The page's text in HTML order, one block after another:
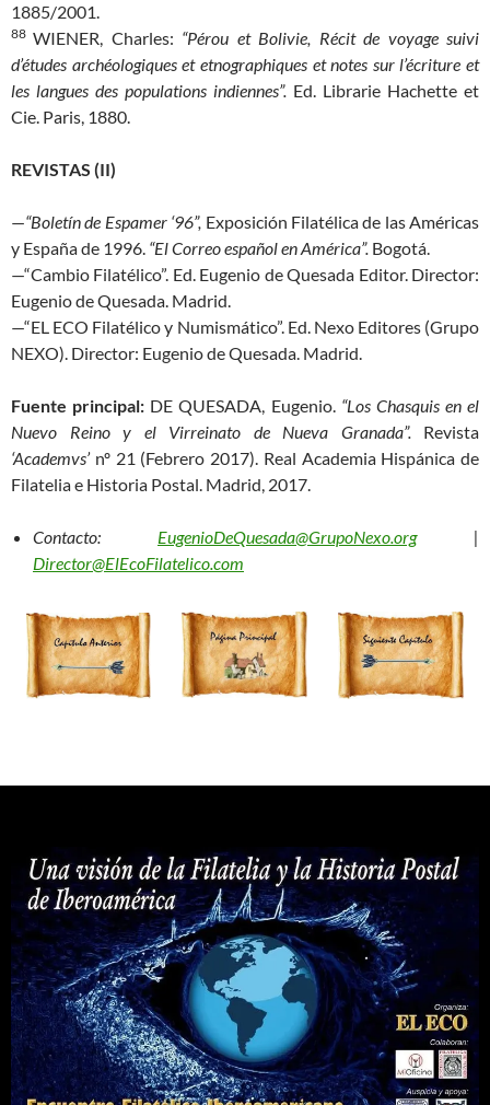
1885/2001.
88WIENER, Charles: “Pérou et Bolivie, Récit de voyage suivi
d’études archéologiques et etnographiques et notes sur l’écriture et
les langues des populations indiennes”. Ed. Librarie Hachette et
Cie. Paris, 1880.
REVISTAS (II)
—“Boletín de Espamer ‘96”, Exposición Filatélica de las Américas
y España de 1996. “El Correo español en América”. Bogotá.
—“Cambio Filatélico”. Ed. Eugenio de Quesada Editor. Director:
Eugenio de Quesada. Madrid.
—“EL ECO Filatélico y Numismático”. Ed. Nexo Editores (Grupo
NEXO). Director: Eugenio de Quesada. Madrid.
Fuente principal: DE QUESADA, Eugenio. “Los Chasquis en el
Nuevo Reino y el Virreinato de Nueva Granada”. Revista
‘Academvs’nº 21 (Febrero 2017). Real Academia Hispánica de
Filatelia e Historia Postal. Madrid, 2017.
Contacto: EugenioDeQuesada@GrupoNexo.org|
Director@ElEcoFilatelico.com